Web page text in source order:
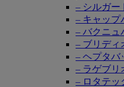
– シルガ
– キャッ
– バクニュ
– ブリディ
– ヘプタ
– ラゲブリ
– ロタテッ